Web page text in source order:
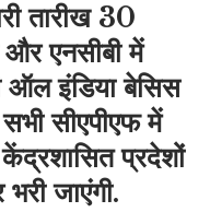
तारीख 30
एनसीबी में
इंडिया बेसिस
सीएपीएफ में
प्रदेशों
जाएंगी.